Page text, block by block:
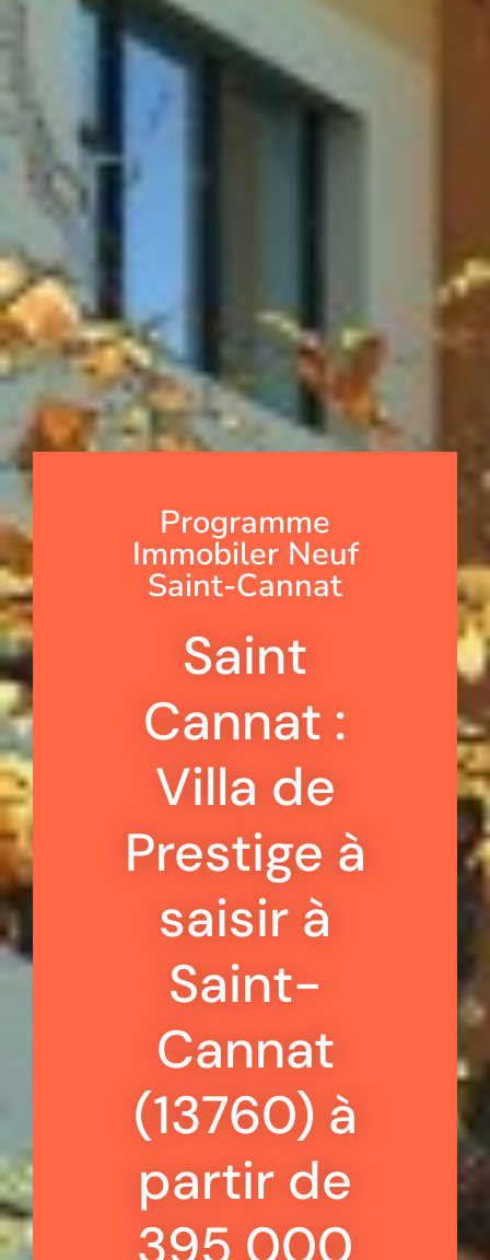
Programme
Immobiler Neuf
Saint-Cannat
Saint
Cannat :
Villa de
Prestige à
saisir à
Saint-
Cannat
(13760) à
partir de
395 000